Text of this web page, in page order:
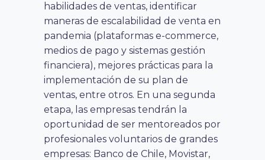
habilidades de ventas, identificar
maneras de escalabilidad de venta en
pandemia (plataformas e-commerce,
medios de pago y sistemas gestión
financiera), mejores prácticas para la
implementación de su plan de
ventas, entre otros. En una segunda
etapa, las empresas tendrán la
oportunidad de ser mentoreados por
profesionales voluntarios de grandes
empresas: Banco de Chile, Movistar,